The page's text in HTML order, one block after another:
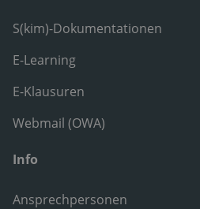
S(kim)-Dokumentationen
E-Learning
E-Klausuren
Webmail (OWA)
Info
Ansprechpersonen